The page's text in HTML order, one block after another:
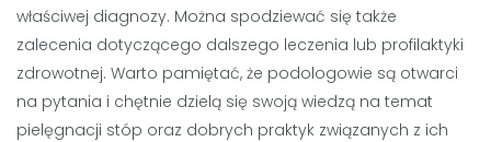
właściwej diagnozy. Można spodziewać się także
zalecenia dotyczącego dalszego leczenia lub profilaktyki
zdrowotnej. Warto pamiętać, że podologowie są otwarci
na pytania i chętnie dzielą się swoją wiedzą na temat
pielęgnacji stóp oraz dobrych praktyk związanych z ich